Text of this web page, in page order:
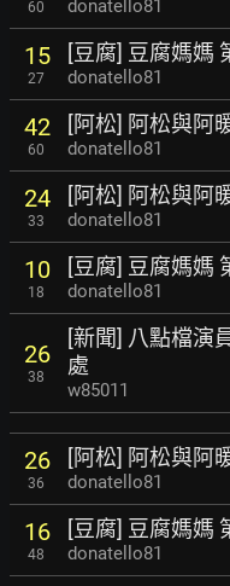
60 donatello81
15
27
[豆腐] 豆腐媽媽
donatello81
42
60
[阿松] 阿松與阿
donatello81
24
33
[阿松] 阿松與阿
donatello81
10
18
[豆腐] 豆腐媽媽
donatello81
26
38
[新聞] 八點檔演
處
w85011
26
36
[阿松] 阿松與阿
donatello81
16
48
[豆腐] 豆腐媽媽
donatello81